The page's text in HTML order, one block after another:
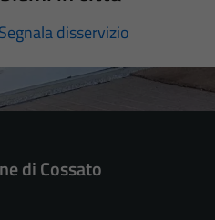
Segnala disservizio
di Cossato